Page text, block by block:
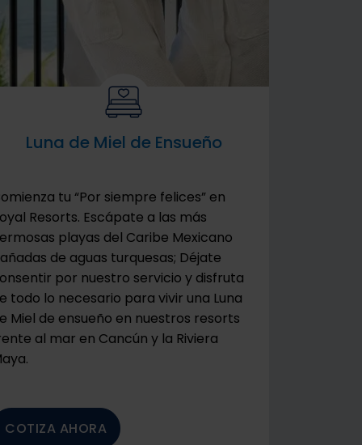
Luna de Miel de Ensueño
tu “Por siempre felices” en
Resorts. Escápate a las más
playas del Caribe Mexicano
de aguas turquesas; Déjate
por nuestro servicio y disfruta
todo lo necesario para vivir una Luna
Miel de ensueño en nuestros resorts
al mar en Cancún y la Riviera
COTIZA AHORA